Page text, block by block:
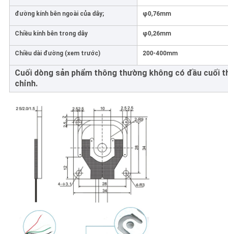
đường kính bên ngoài của dây; φ0,76mm
Chiều kính bên trong dây φ0,26mm
Chiều dài đường (xem trước) 200-400mm
Cuối dòng sản phẩm thông thường không có đầu cuối
chỉnh.